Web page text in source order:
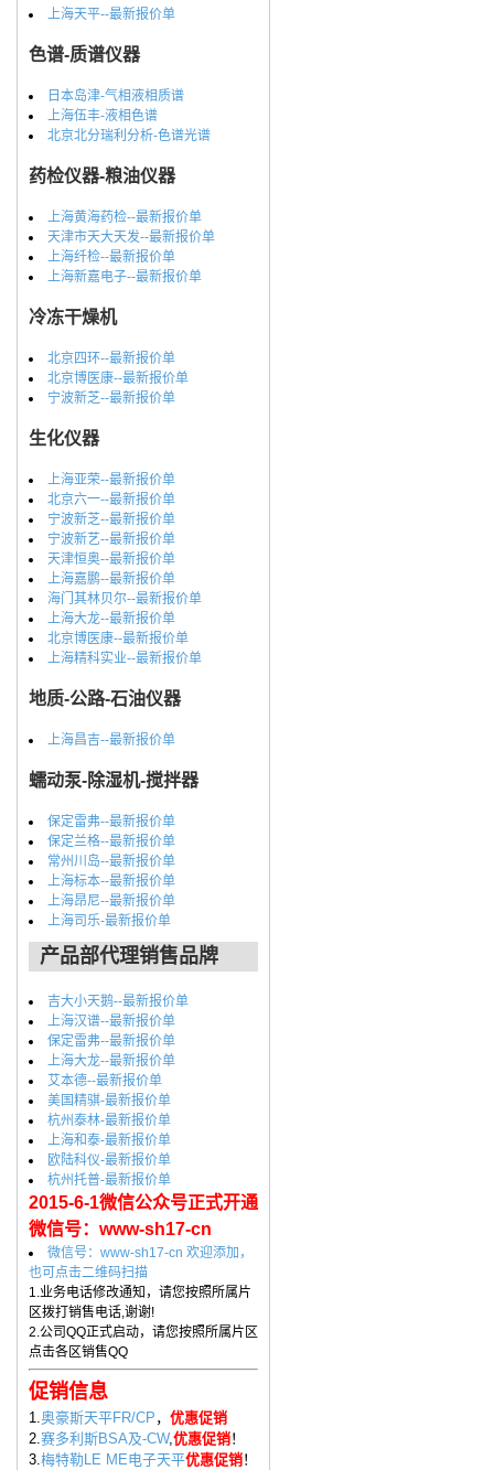
上海天平--最新报价单
色谱-质谱仪器
日本岛津-气相液相质谱
上海伍丰-液相色谱
北京北分瑞利分析-色谱光谱
药检仪器-粮油仪器
上海黄海药检--最新报价单
天津市天大天发--最新报价单
上海纤检--最新报价单
上海新嘉电子--最新报价单
冷冻干燥机
北京四环--最新报价单
北京博医康--最新报价单
宁波新芝--最新报价单
生化仪器
上海亚荣--最新报价单
北京六一--最新报价单
宁波新芝--最新报价单
宁波新艺--最新报价单
天津恒奥--最新报价单
上海嘉鹏--最新报价单
海门其林贝尔--最新报价单
上海大龙--最新报价单
北京博医康--最新报价单
上海精科实业--最新报价单
地质-公路-石油仪器
上海昌吉--最新报价单
蠕动泵-除湿机-搅拌器
保定雷弗--最新报价单
保定兰格--最新报价单
常州川岛--最新报价单
上海标本--最新报价单
上海昂尼--最新报价单
上海司乐-最新报价单
产品部代理销售品牌
吉大小天鹅--最新报价单
上海汉谱--最新报价单
保定雷弗--最新报价单
上海大龙--最新报价单
艾本德--最新报价单
美国精骐-最新报价单
杭州泰林-最新报价单
上海和泰-最新报价单
欧陆科仪-最新报价单
杭州托普-最新报价单
2015-6-1微信公众号正式开通
微信号：www-sh17-cn
微信号：www-sh17-cn 欢迎添加，
也可点击二维码扫描
1.业务电话修改通知，请您按照所属片
区拨打销售电话,谢谢!
2.公司QQ正式启动，请您按照所属片区
点击各区销售QQ
促销信息
1. 奥豪斯天平FR/CP ， 优惠促销
2. 赛多利斯BSA及-CW, 优惠促销！
3. 梅特勒LE ME电子天平优惠促销！